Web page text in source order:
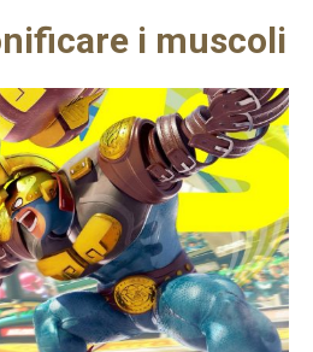
i muscoli